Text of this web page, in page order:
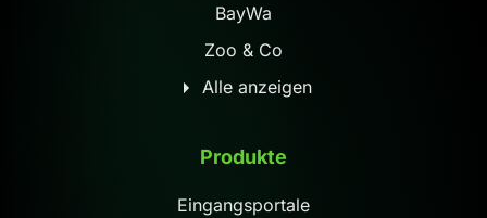
BayWa
Zoo & Co
Alle anzeigen
Produkte
Eingangsportale